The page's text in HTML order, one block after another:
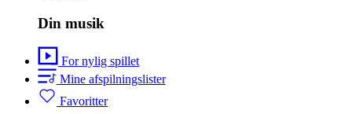
Din musik
For nylig spillet
Mine afspilningslister
Favoritter